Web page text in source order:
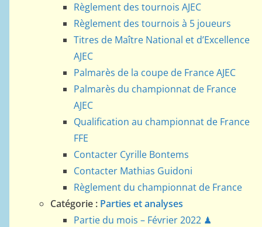
Règlement des tournois AJEC
Règlement des tournois à 5 joueurs
Titres de Maître National et d’Excellence
AJEC
Palmarès de la coupe de France AJEC
Palmarès du championnat de France
AJEC
Qualification au championnat de France
FFE
Contacter Cyrille Bontems
Contacter Mathias Guidoni
Règlement du championnat de France
Catégorie : Parties et analyses
Partie du mois – Février 2022 ♟